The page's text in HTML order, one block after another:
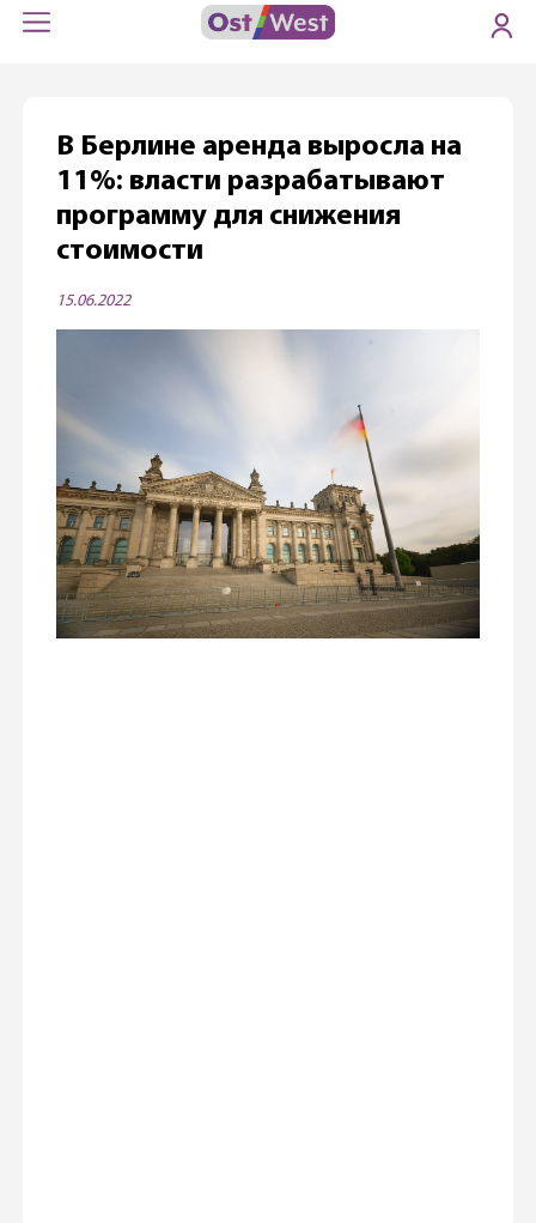
В Берлине аренда выросла на
11%: власти разрабатывают
программу для снижения
стоимости
15.06.2022